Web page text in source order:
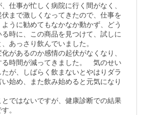
仕事が忙しく病院に行く間がなく、
まで激しくなってきたので、仕事を
うに勧めてもなかなか動かず、どう
時に、この商品を見つけて、試しに
あっさり飲んでいました。
があるのか感情の起伏がなくなり、
時間が減ってきました。　気のせい
が、しばらく飲まないとやはりダラ
始め、また飲み始めると元気になり
ではないですが、健康診断での結果
。